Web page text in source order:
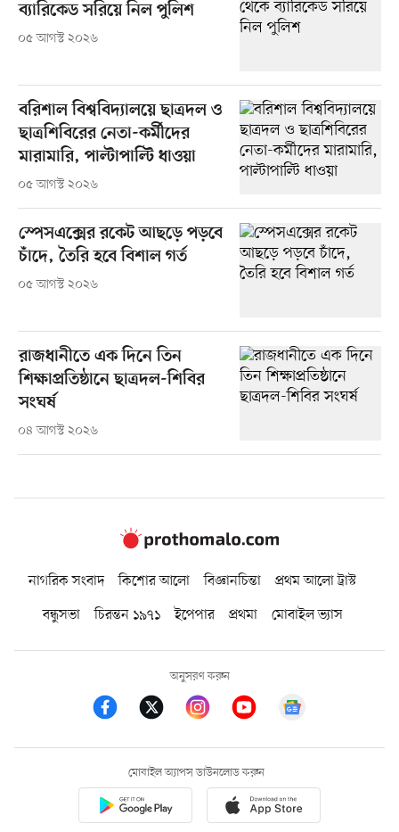
ব্যারিকেড সরিয়ে নিল পুলিশ
০৫ আগস্ট ২০২৬
বরিশাল বিশ্ববিদ্যালয়ে ছাত্রদল ও
ছাত্রশিবিরের নেতা-কর্মীদের
মারামারি, পাল্টাপাল্টি ধাওয়া
০৫ আগস্ট ২০২৬
স্পেসএক্সের রকেট আছড়ে পড়বে
চাঁদে, তৈরি হবে বিশাল গর্ত
০৫ আগস্ট ২০২৬
রাজধানীতে এক দিনে তিন
শিক্ষাপ্রতিষ্ঠানে ছাত্রদল-শিবির
সংঘর্ষ
০৪ আগস্ট ২০২৬
নাগরিক সংবাদ কিশোর আলো বিজ্ঞানচিন্তা
প্রথম আলো ট্রাস্ট
বন্ধুসভা
চিরন্তন ১৯৭১ ইপেপার প্রথমা মোবাইল ভ্যাস
অনুসরণ করুন
মোবাইল অ্যাপস ডাউনলোড করুন